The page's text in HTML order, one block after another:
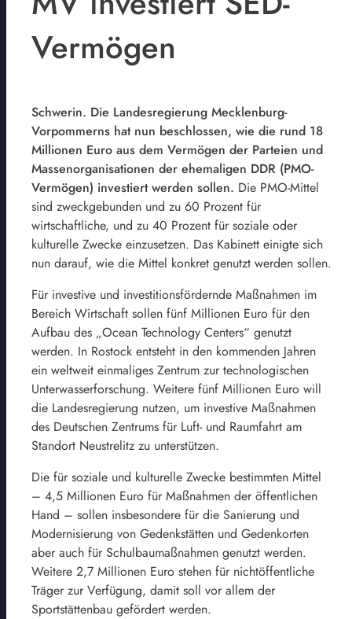
Vermögen
Schwerin. Die Landesregierung Mecklenburg-
Vorpommerns hat nun beschlossen, wie die rund 18
Millionen Euro aus dem Vermögen der Parteien und
Massenorganisationen der ehemaligen DDR (PMO-
Vermögen) investiert werden sollen. Die PMO-Mittel
sind zweckgebunden und zu 60 Prozent für
wirtschaftliche, und zu 40 Prozent für soziale oder
kulturelle Zwecke einzusetzen. Das Kabinett einigte sich
nun darauf, wie die Mittel konkret genutzt werden sollen.
Für investive und investitionsfördernde Maßnahmen im
Bereich Wirtschaft sollen fünf Millionen Euro für den
Aufbau des „Ocean Technology Centers“ genutzt
werden. In Rostock entsteht in den kommenden Jahren
ein weltweit einmaliges Zentrum zur technologischen
Unterwasserforschung. Weitere fünf Millionen Euro will
die Landesregierung nutzen, um investive Maßnahmen
des Deutschen Zentrums für Luft- und Raumfahrt am
Standort Neustrelitz zu unterstützen.
Die für soziale und kulturelle Zwecke bestimmten Mittel
– 4,5 Millionen Euro für Maßnahmen der öffentlichen
Hand – sollen insbesondere für die Sanierung und
Modernisierung von Gedenkstätten und Gedenkorten
aber auch für Schulbaumaßnahmen genutzt werden.
Weitere 2,7 Millionen Euro stehen für nichtöffentliche
Träger zur Verfügung, damit soll vor allem der
Sportstättenbau gefördert werden.